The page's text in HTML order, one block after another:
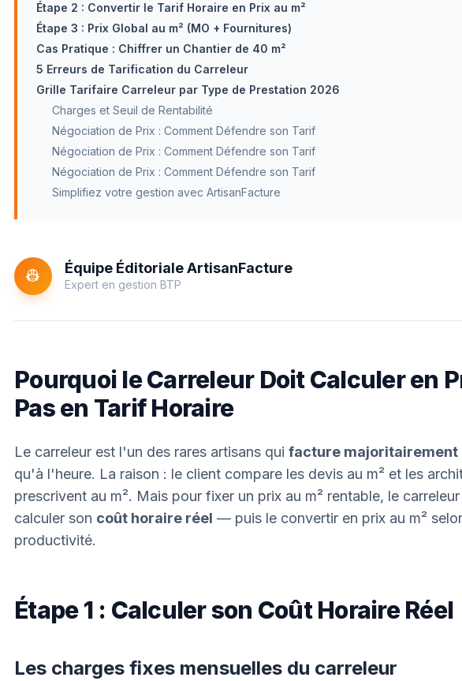
Étape 2 : Convertir le Tarif Horaire en Prix au m²
Étape 3 : Prix Global au m² (MO + Fournitures)
Cas Pratique : Chiffrer un Chantier de 40 m²
5 Erreurs de Tarification du Carreleur
Grille Tarifaire Carreleur par Type de Prestation 2026
Charges et Seuil de Rentabilité
Négociation de Prix : Comment Défendre son Tarif
Négociation de Prix : Comment Défendre son Tarif
Négociation de Prix : Comment Défendre son Tarif
Simplifiez votre gestion avec ArtisanFacture
👷 Équipe Éditoriale ArtisanFacture
Expert en gestion BTP
Pourquoi le Carreleur Doit Calculer en
Pas en Tarif Horaire
Le carreleur est l'un des rares artisans qui facture majoritairement
qu'à l'heure. La raison : le client compare les devis au m² et les
prescrivent au m². Mais pour fixer un prix au m² rentable, le
calculer son coût horaire réel — puis le convertir en prix au m²
productivité.
Étape 1 : Calculer son Coût Horaire Réel
Les charges fixes mensuelles du carreleur